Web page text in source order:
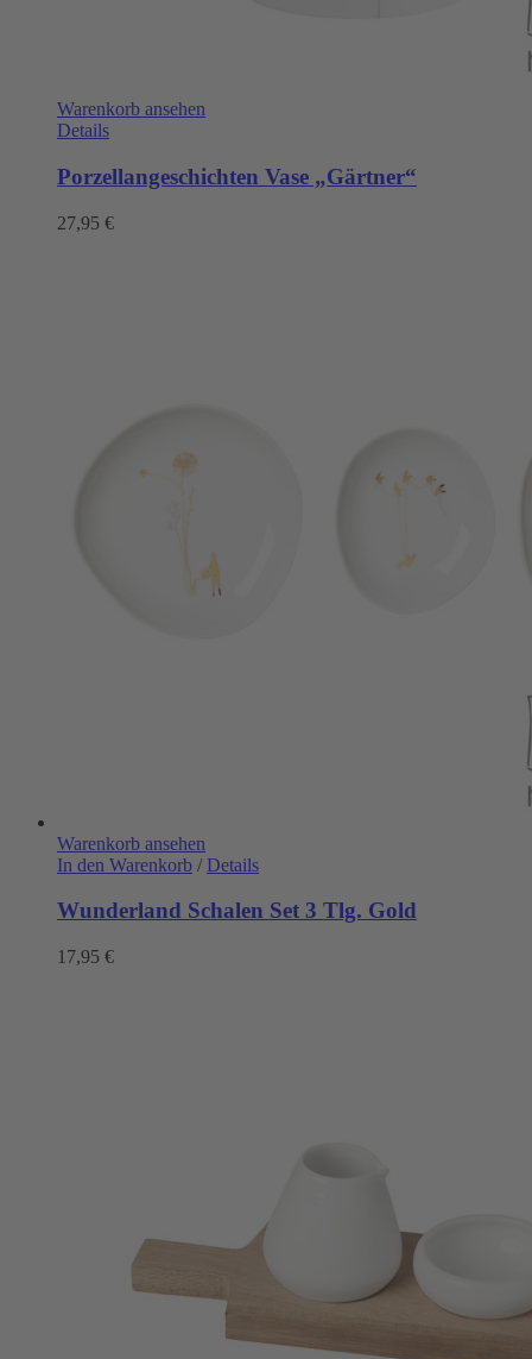
Warenkorb ansehen
Details
Porzellangeschichten Vase „Gärtner“
27,95 €
Warenkorb ansehen
In den Warenkorb / Details
Wunderland Schalen Set 3 Tlg. Gold
17,95 €